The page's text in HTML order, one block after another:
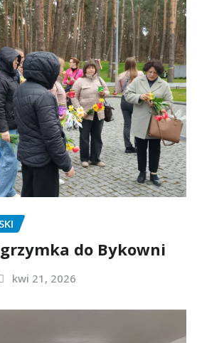
do Bykowni
kwi 21, 2026